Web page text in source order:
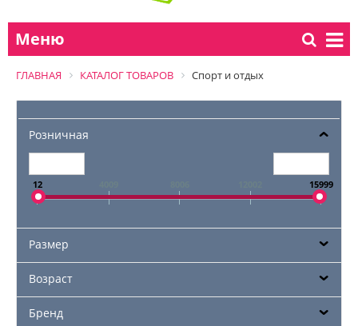
Меню
ГЛАВНАЯ КАТАЛОГ ТОВАРОВ Спорт и отдых
Розничная
12 15999
Размер
Возраст
Бренд